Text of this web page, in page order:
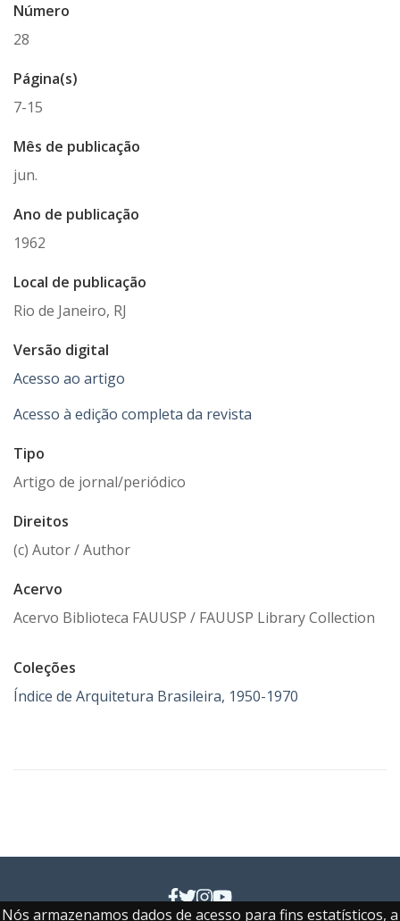
Nós armazenamos dados de acesso para fins estatísticos, a
Número
28
Página(s)
7-15
Mês de publicação
jun.
Ano de publicação
1962
Local de publicação
Rio de Janeiro, RJ
Versão digital
Acesso ao artigo
Acesso à edição completa da revista
Tipo
Artigo de jornal/periódico
Direitos
(c) Autor / Author
Acervo
Acervo Biblioteca FAUUSP / FAUUSP Library Collection
Coleções
Índice de Arquitetura Brasileira, 1950-1970